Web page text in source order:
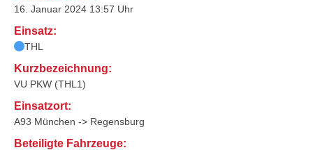
16. Januar 2024 13:57 Uhr
Einsatz:
THL
Kurzbezeichnung:
VU PKW (THL1)
Einsatzort:
A93 München -> Regensburg
Beteiligte Fahrzeuge: